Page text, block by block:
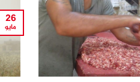
26
مايو